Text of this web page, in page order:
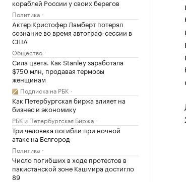
кораблей России у своих берегов
Политика
Актер Кристофер Ламберт потерял
сознание во время автограф-сессии в
США
Общество
Сила цвета. Как Stanley заработала
$750 млн, продавая термосы
женщинам
Подписка на РБК
Как Петербургская биржа влияет на
бизнес и экономику
РБК и Петербургская Биржа
Три человека погибли при ночной
атаке на Белгород
Политика
Число погибших в ходе протестов в
пакистанской зоне Кашмира достигло
89